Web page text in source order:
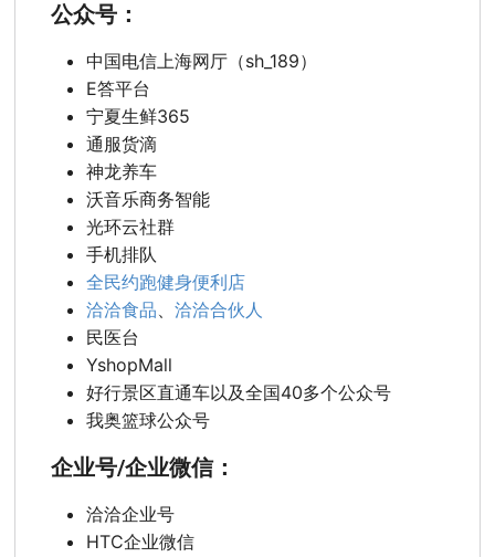
公众号：
中国电信上海网厅（sh_189）
E答平台
宁夏生鲜365
通服货滴
神龙养车
沃音乐商务智能
光环云社群
手机排队
全民约跑健身便利店
洽洽食品、 洽洽合伙人
民医台
YshopMall
好行景区直通车以及全国40多个公众号
我奥篮球公众号
企业号/企业微信：
洽洽企业号
HTC企业微信